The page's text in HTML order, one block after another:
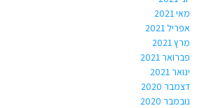
מאי 2021
אפריל 2021
מרץ 2021
פברואר 2021
ינואר 2021
דצמבר 2020
נובמבר 2020